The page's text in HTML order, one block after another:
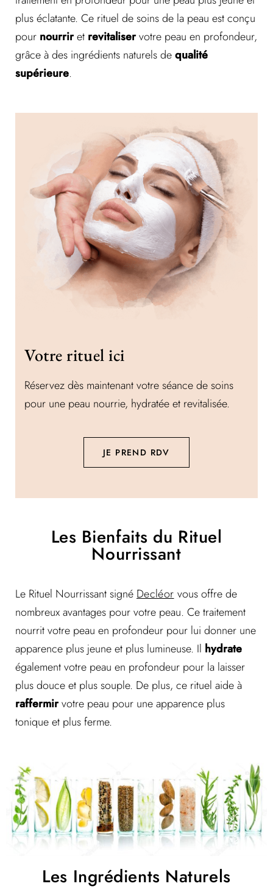
plus éclatante. Ce rituel de soins de la peau est conçu
pour nourriret revitaliservotre peau en profondeur,
grâce à des ingrédients naturels dequalité
supérieure.
Votre rituel ici
Réservez dès maintenant votre séance de soins
pour une peau nourrie, hydratée et revitalisée.
JE PREND RDV
Les Bienfaits du Rituel
Nourrissant
Le Rituel Nourrissant signé Decléor vous offre de
nombreux avantages pour votre peau. Ce traitement
nourrit votre peau en profondeur pour lui donner une
apparence plus jeune et plus lumineuse. Il hydrate
également votre peau en profondeur pour la laisser
plus douce et plus souple. De plus, ce rituel aide à
raffermirvotre peau pour une apparence plus
tonique et plus ferme.
Les Ingrédients Naturels